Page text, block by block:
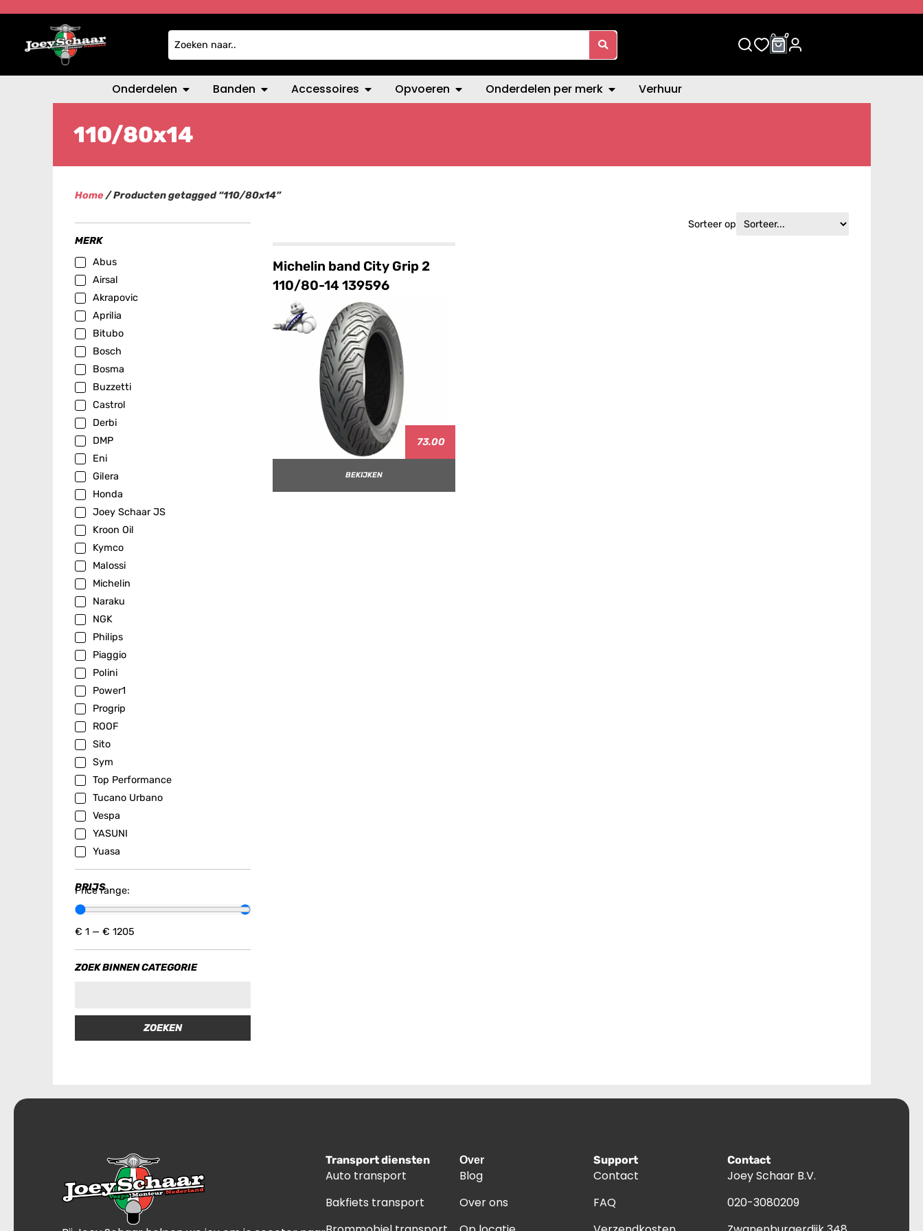
0 0
Onderdelen Banden Accessoires Opvoeren Onderdelen per merk Verhuur
110/80x14
Home/ Producten getagged “110/80x14”
MERK
Abus
Airsal
Akrapovic
Aprilia
Bitubo
Bosch
Bosma
Buzzetti
Castrol
Derbi
DMP
Eni
Gilera
Honda
Joey Schaar JS
Kroon Oil
Kymco
Malossi
Michelin
Naraku
NGK
Philips
Piaggio
Polini
Power1
Progrip
ROOF
Sito
Sym
Top Performance
Tucano Urbano
Vespa
YASUNI
Yuasa
PRIJS
Price range:
€ 1 — € 1205
ZOEK BINNEN CATEGORIE
ZOEKEN
Sorteer op
Michelin band City Grip 2
110/80-14 139596
73.00
BEKIJKEN
Transport diensten
Auto transport
Bakfiets transport
Over
Blog
Over ons
Support
Contact
FAQ
Contact
Joey Schaar B.V.
020-3080209